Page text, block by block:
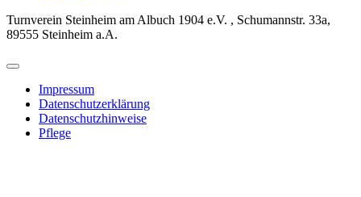
Turnverein Steinheim am Albuch 1904 e.V. , Schumannstr. 33a,
89555 Steinheim a.A.
Impressum
Datenschutzerklärung
Datenschutzhinweise
Pflege